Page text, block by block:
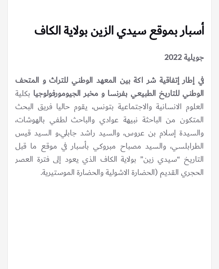
أسبار بموقع سيدي الزين بولاية الكاف
جويلية 2022
في إطار إتفاقية شر اكة بين المعهد الوطني للتراث و المتحف
الوطني للتاريخ الطبيعي بفرنسا و مخبر الجيومورفولوجيا بكلية
العلوم الانسانية والاجتماعية بتونس، يقوم حاليا فريق البحث
المتكون من الباحثة نبيهة عوادي والباحث لطفي بالهوشات،
والسيدة إسلام بن عروس، والسيد راشد جابلي،و السيد قيس
الطرابلسي، والسيد مصباح مبروكي بأسبار في موقع ما قبل
التاريخ “سيدي زين” بولاية الكاف الذي يعود إلى فترة العصر
الحجري القديم (الحضارة الاشولية والحضارة الموستيرية.